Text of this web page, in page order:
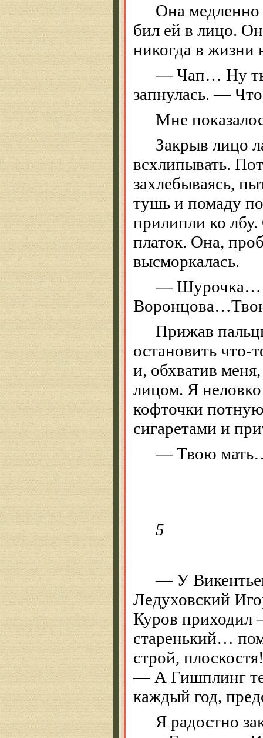
Она медленно
бил ей в лицо.
никогда в жизни
—Чап… Ну
запнулась. —
Мне
Закрыв лицо
всхлипывать.
захлебываясь,
тушь и помаду
прилипли ко
платок. Она,
высморкалась.
— Шурочка…
Воронцова…Т
Прижав
остановить что-
и, обхватив
лицом. Я
кофточки
сигаретами и
— Твою
5
— У
Ледуховский
Куров приходил
старенький…
строй, плоскостя
— А Гишплинг
каждый год,
Я радостно